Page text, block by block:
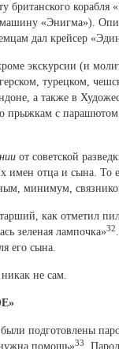
британского корабля
«Энигма»).
дал крейсер
экскурсии (и
турецком,
а также в
прыжкам с
от советской
имен отца и сына. То
минимум,
как отметил
зеленая лампочка»32
его сына.
не сам.
подготовлены
помощь»33.